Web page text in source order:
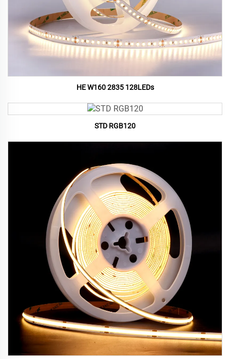
HE W160 2835 128LEDs
STD RGB120